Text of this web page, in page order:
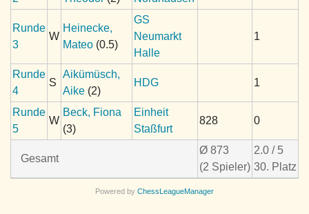
Runde
3
W
Heinecke,
Mateo(0.5)
GS
Neumarkt
Halle
1
Runde
4
S
Aikümüsch,
Aike(2)
HDG 1
Runde
5
W
Beck, Fiona
(3)
Einheit
Staßfurt
828 0
Gesamt
Ø 873
(2 Spieler)
2.0 / 5
30. Platz
Powered by ChessLeagueManager